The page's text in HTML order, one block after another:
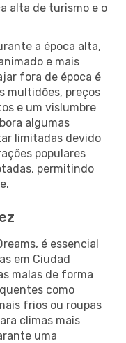
alta de turismo e o
a época alta,
e mais
fora de época é
multidões, preços
e um vislumbre
algumas
limitadas devido
populares
permitindo
é essencial
em Ciudad
malas de forma
como
frios ou roupas
climas mais
uma